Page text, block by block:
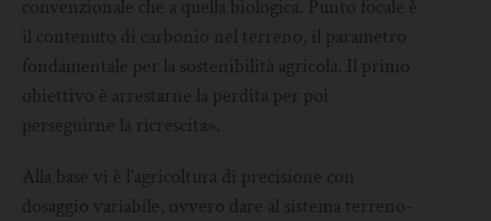
convenzionale che a quella biologica. Punto focale è
il contenuto di carbonio nel terreno, il parametro
fondamentale per la sostenibilità agricola. Il primo
obiettivo è arrestarne la perdita per poi
perseguirne la ricrescita».
Alla base vi è l’agricoltura di precisione con
dosaggio variabile, ovvero dare al sistema terreno-